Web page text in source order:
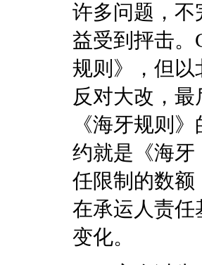
许多问题，不
益受到抨击。
规则》，但以
反对大改，
《海牙规则
约就是《海
任限制的数额
在承运人责任
变化。